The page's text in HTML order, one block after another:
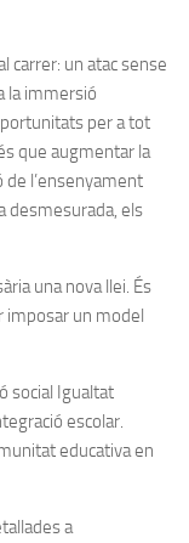
carrer: un atac sense
la immersió
per a tot
que augmentar la
de l’ensenyament
desmesurada, els
una nova llei. És
imposar un model
social Igualtat
escolar.
educativa en
a